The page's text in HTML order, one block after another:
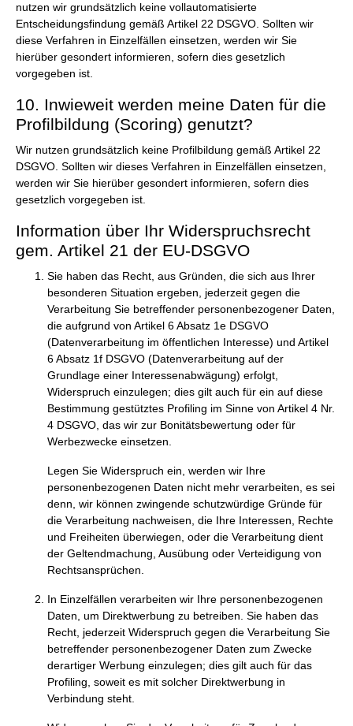
nutzen wir grundsätzlich keine vollautomatisierte
Entscheidungsfindung gemäß Artikel 22 DSGVO. Sollten wir
diese Verfahren in Einzelfällen einsetzen, werden wir Sie
hierüber gesondert informieren, sofern dies gesetzlich
vorgegeben ist.
10. Inwieweit werden meine Daten für die
Profilbildung (Scoring) genutzt?
Wir nutzen grundsätzlich keine Profilbildung gemäß Artikel 22
DSGVO. Sollten wir dieses Verfahren in Einzelfällen einsetzen,
werden wir Sie hierüber gesondert informieren, sofern dies
gesetzlich vorgegeben ist.
Information über Ihr Widerspruchsrecht
gem. Artikel 21 der EU-DSGVO
Sie haben das Recht, aus Gründen, die sich aus Ihrer
besonderen Situation ergeben, jederzeit gegen die
Verarbeitung Sie betreffender personenbezogener Daten,
die aufgrund von Artikel 6 Absatz 1e DSGVO
(Datenverarbeitung im öffentlichen Interesse) und Artikel
6 Absatz 1f DSGVO (Datenverarbeitung auf der
Grundlage einer Interessenabwägung) erfolgt,
Widerspruch einzulegen; dies gilt auch für ein auf diese
Bestimmung gestütztes Profiling im Sinne von Artikel 4 Nr.
4 DSGVO, das wir zur Bonitätsbewertung oder für
Werbezwecke einsetzen.
Legen Sie Widerspruch ein, werden wir Ihre
personenbezogenen Daten nicht mehr verarbeiten, es sei
denn, wir können zwingende schutzwürdige Gründe für
die Verarbeitung nachweisen, die Ihre Interessen, Rechte
und Freiheiten überwiegen, oder die Verarbeitung dient
der Geltendmachung, Ausübung oder Verteidigung von
Rechtsansprüchen.
In Einzelfällen verarbeiten wir Ihre personenbezogenen
Daten, um Direktwerbung zu betreiben. Sie haben das
Recht, jederzeit Widerspruch gegen die Verarbeitung Sie
betreffender personenbezogener Daten zum Zwecke
derartiger Werbung einzulegen; dies gilt auch für das
Profiling, soweit es mit solcher Direktwerbung in
Verbindung steht.